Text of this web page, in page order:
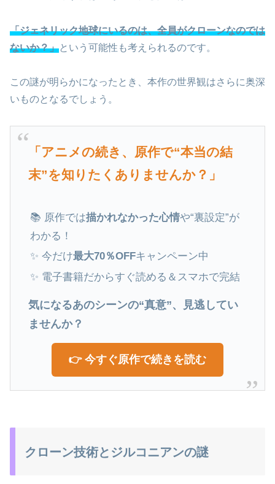
「ジェネリック地球にいるのは、全員がクローンなのでは
ないか？」という可能性も考えられるのです。
この謎が明らかになったとき、本作の世界観はさらに奥深
いものとなるでしょう。
「アニメの続き、原作で“本当の結
末”を知りたくありませんか？」
📚 原作では描かれなかった心情や“裏設定”が
わかる！
✨ 今だけ最大70％OFFキャンペーン中
✨ 電子書籍だからすぐ読める＆スマホで完結
気になるあのシーンの“真意”、見逃してい
ませんか？
👉 今すぐ原作で続きを読む
クローン技術とジルコニアンの謎